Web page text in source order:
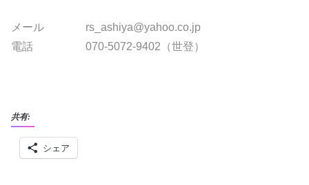
メール rs_ashiya@yahoo.co.jp
電話 070-5072-9402（世登）
共有:
シェア